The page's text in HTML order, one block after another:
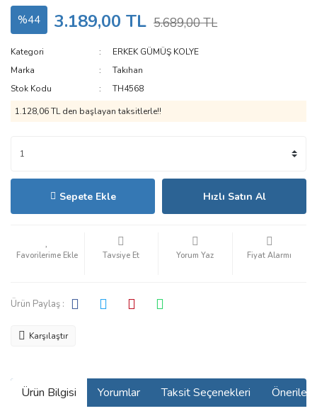
%44 3.189,00 TL 5.689,00 TL
Kategori
ERKEK GÜMÜŞ KOLYE
Marka
Takıhan
Stok Kodu
TH4568
1.128,06 TL den başlayan taksitlerle!!
Sepete Ekle Hızlı Satın Al
Tavsiye Et Yorum Yaz Fiyat Alarmı
Ürün Paylaş :
Karşılaştır
Ürün Bilgisi Yorumlar Taksit Seçenekleri